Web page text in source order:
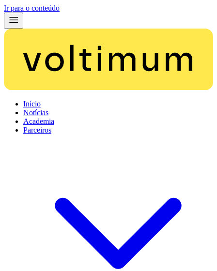
Ir para o conteúdo
Início
Notícias
Academia
Parceiros